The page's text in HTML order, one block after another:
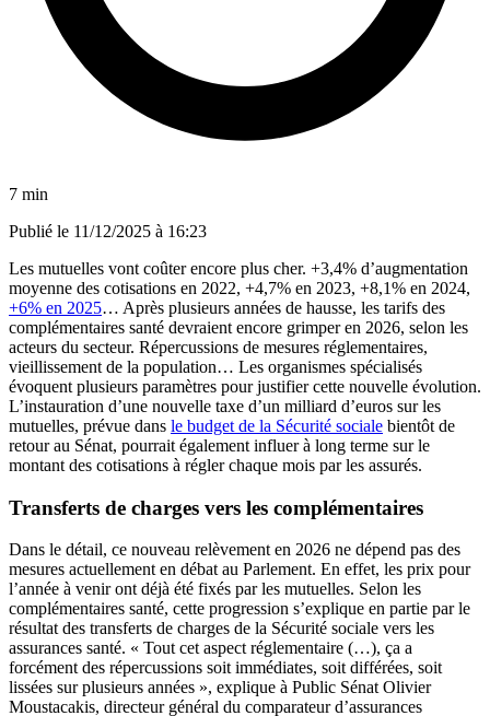
7 min
Publié le 11/12/2025 à 16:23
Les mutuelles vont coûter encore plus cher. +3,4% d’augmentation
moyenne des cotisations en 2022, +4,7% en 2023, +8,1% en 2024,
+6% en 2025… Après plusieurs années de hausse, les tarifs des
complémentaires santé devraient encore grimper en 2026, selon les
acteurs du secteur. Répercussions de mesures réglementaires,
vieillissement de la population… Les organismes spécialisés
évoquent plusieurs paramètres pour justifier cette nouvelle évolution.
L’instauration d’une nouvelle taxe d’un milliard d’euros sur les
mutuelles, prévue dans le budget de la Sécurité sociale bientôt de
retour au Sénat, pourrait également influer à long terme sur le
montant des cotisations à régler chaque mois par les assurés.
Transferts de charges vers les complémentaires
Dans le détail, ce nouveau relèvement en 2026 ne dépend pas des
mesures actuellement en débat au Parlement. En effet, les prix pour
l’année à venir ont déjà été fixés par les mutuelles. Selon les
complémentaires santé, cette progression s’explique en partie par le
résultat des transferts de charges de la Sécurité sociale vers les
assurances santé. « Tout cet aspect réglementaire (…), ça a
forcément des répercussions soit immédiates, soit différées, soit
lissées sur plusieurs années », explique à Public Sénat Olivier
Moustacakis, directeur général du comparateur d’assurances